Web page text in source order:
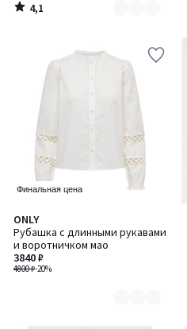
4,1
/
Финальная цена
ONLY
Рубашка с длинными рукавами
и воротничком мао
4800 ₽-20%
3840 ₽
Количество
цветов:
2